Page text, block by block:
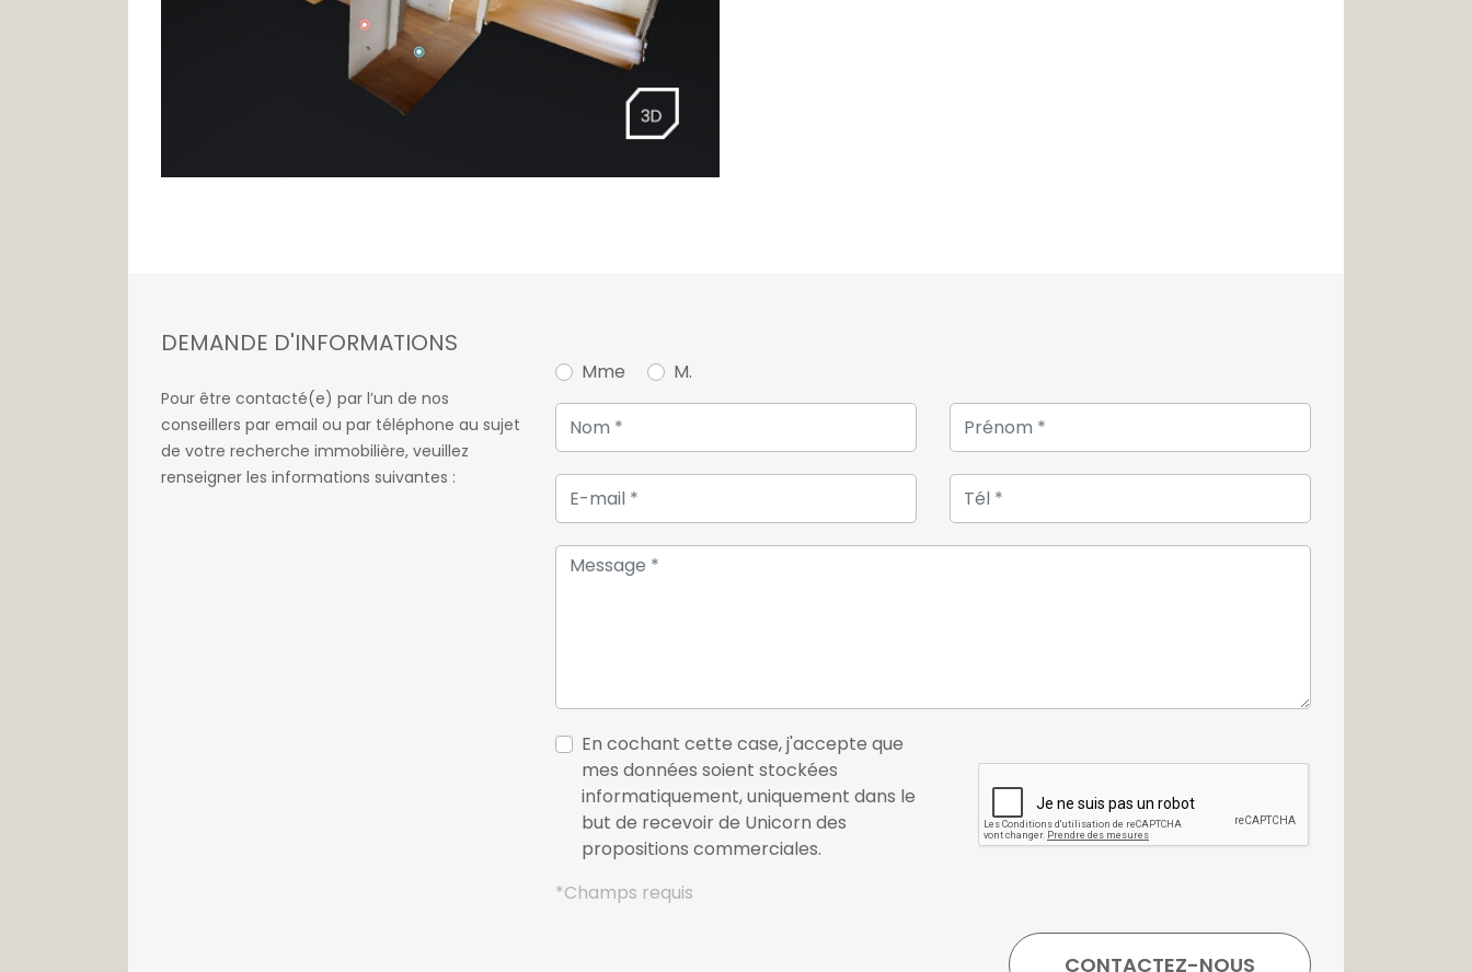
DEMANDE D'INFORMATIONS
Pour être contacté(e) par l’un de nos
conseillers par email ou par téléphone au sujet
de votre recherche immobilière, veuillez
renseigner les informations suivantes :
Mme M.
En cochant cette case, j'accepte que
mes données soient stockées
informatiquement, uniquement dans le
but de recevoir de Unicorn des
propositions commerciales.
*Champs requis